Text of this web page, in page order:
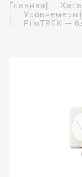
Главная|
|
Уровнемеры|
|
PiloTREK —